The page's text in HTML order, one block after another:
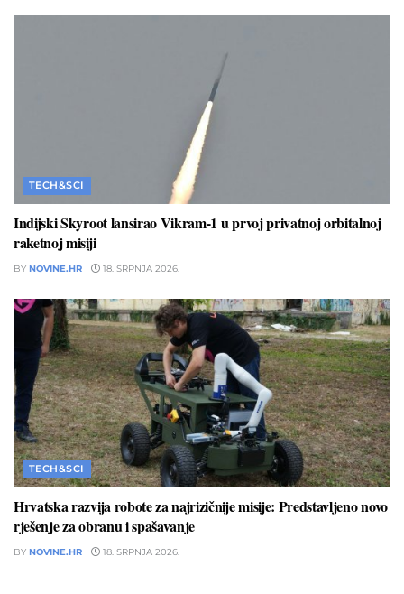
TECH&SCI
Indijski Skyroot lansirao Vikram-1 u prvoj privatnoj orbitalnoj
raketnoj misiji
BY NOVINE.HR 18. SRPNJA 2026.
TECH&SCI
Hrvatska razvija robote za najrizičnije misije: Predstavljeno novo
rješenje za obranu i spašavanje
BY NOVINE.HR 18. SRPNJA 2026.